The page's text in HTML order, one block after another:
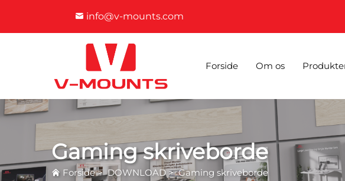
info@v-mounts.com
Forside Om os
Gaming skriveborde
Forside>DOWNLOAD>Gaming skriveborde